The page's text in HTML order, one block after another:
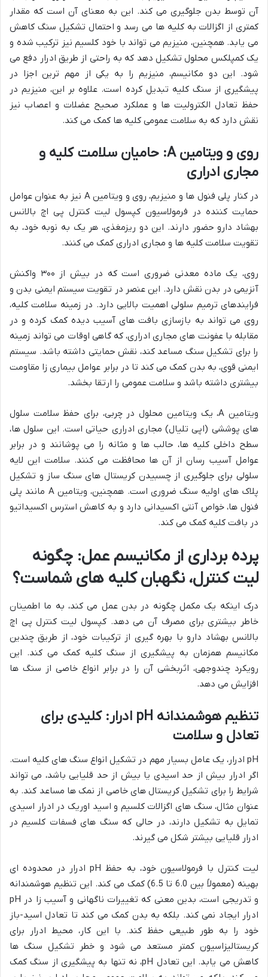
آن توسط بدن جلوگیری می کند. این به معنای آن است که مقدار
کمتری از اگزالات به کلیه ها می رسد و احتمال تشکیل سنگ کاهش
می یابد. همچنین، منیزیم می تواند با خود کلسیم نیز ترکیب شده و
یک کمپلکس محلول تشکیل دهد که به راحتی از طریق ادرار دفع می
شود. این دو مکانیسم، منیزیم را به یکی از مهم ترین اجزا در
پیشگیری از سنگ کلیه تبدیل کرده است. علاوه بر این، منیزیم در
حفظ تعادل الکترولیت ها و عملکرد صحیح عضلات و اعصاب نیز
نقش دارد که به سلامت عمومی کلیه ها کمک می کند.
روی و ویتامین A: حامیان سلامت کلیه و
مجاری ادراری
در کنار پلی فنول ها و منیزیم، روی و ویتامین A نیز به عنوان عوامل
حمایت کننده در فرمولاسیون کپسول لیت کنترل پی اچ بالانس
بهشاد دارو حضور دارند. این دو ریزمغذی، هر یک به نوبه خود، به
تقویت سلامت کلیه ها و مجاری ادراری کمک می کنند.
روی، یک ماده معدنی ضروری است که در بیش از ۳۰۰ واکنش
آنزیمی در بدن نقش دارد. این عنصر در تقویت سیستم ایمنی بدن و
فرایندهای ترمیم سلولی اهمیت بالایی دارد. در زمینه سلامت کلیه،
روی می تواند به بازسازی بافت های آسیب دیده کمک کرده و در
مقابله با عفونت های مجاری ادراری، که گاهی اوقات می تواند زمینه
را برای تشکیل سنگ مساعد کند، نقش حمایتی داشته باشد. سیستم
ایمنی قوی، به بدن کمک می کند تا در برابر عوامل بیماری زا مقاومت
بیشتری داشته باشد و سلامت عمومی را ارتقا بخشد.
ویتامین A، یک ویتامین محلول در چربی، برای حفظ سلامت سلول
های پوششی (اپی تلیال) مجاری ادراری حیاتی است. این سلول ها،
سطح داخلی کلیه ها، حالب ها و مثانه را می پوشانند و در برابر
عوامل آسیب رسان از آن ها محافظت می کنند. سلامت این لایه
سلولی برای جلوگیری از چسبیدن کریستال های سنگ ساز و تشکیل
پلاک های اولیه سنگ ضروری است. همچنین، ویتامین A مانند پلی
فنول ها، خواص آنتی اکسیدانی دارد و به کاهش استرس اکسیداتیو
در بافت کلیه کمک می کند.
پرده برداری از مکانیسم عمل: چگونه
لیت کنترل، نگهبان کلیه های شماست؟
درک اینکه یک مکمل چگونه در بدن عمل می کند، به ما اطمینان
خاطر بیشتری برای مصرف آن می دهد. کپسول لیت کنترل پی اچ
بالانس بهشاد دارو با بهره گیری از ترکیبات خود، از طریق چندین
مکانیسم همزمان به پیشگیری از سنگ کلیه کمک می کند. این
رویکرد چندوجهی، اثربخشی آن را در برابر انواع خاصی از سنگ ها
افزایش می دهد.
تنظیم هوشمندانه pH ادرار: کلیدی برای
تعادل و سلامت
pH ادرار، یک عامل بسیار مهم در تشکیل انواع سنگ های کلیه است.
اگر ادرار بیش از حد اسیدی یا بیش از حد قلیایی باشد، می تواند
شرایط را برای تشکیل کریستال های خاصی از نمک ها مساعد کند. به
عنوان مثال، سنگ های اگزالات کلسیم و اسید اوریک در ادرار اسیدی
تمایل به تشکیل دارند، در حالی که سنگ های فسفات کلسیم در
ادرار قلیایی بیشتر شکل می گیرند.
لیت کنترل با فرمولاسیون خود، به حفظ pH ادرار در محدوده ای
بهینه (معمولاً بین 6.0 تا 6.5) کمک می کند. این تنظیم هوشمندانه
و تدریجی است، بدین معنی که تغییرات ناگهانی و آسیب زا در pH
ادرار ایجاد نمی کند. بلکه به بدن کمک می کند تا تعادل اسید-باز
خود را به طور طبیعی حفظ کند. با این کار، محیط ادرار برای
کریستالیزاسیون کمتر مستعد می شود و خطر تشکیل سنگ ها
کاهش می یابد. این تعادل pH، نه تنها به پیشگیری از سنگ کمک